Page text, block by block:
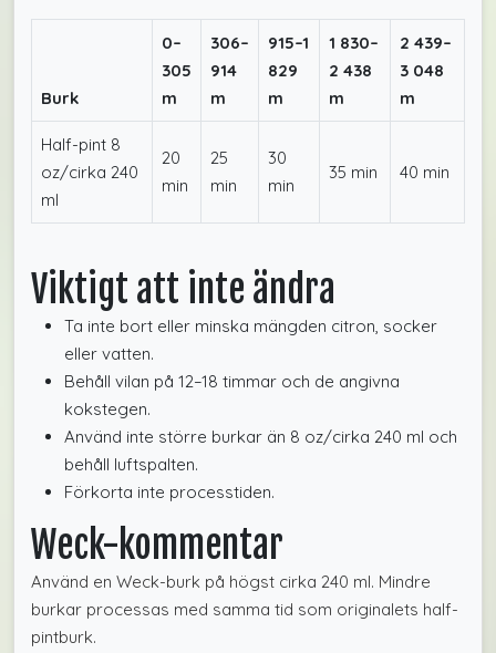
Burk
0–
305
m
306–
914
m
915–1
829
m
1 830–
2 438
m
2 439–
3 048
m
Half-pint 8
oz/cirka 240
ml
20
min
25
min
30
min
35 min 40 min
Viktigt att inte ändra
Ta inte bort eller minska mängden citron, socker
eller vatten.
Behåll vilan på 12–18 timmar och de angivna
kokstegen.
Använd inte större burkar än 8 oz/cirka 240 ml och
behåll luftspalten.
Förkorta inte processtiden.
Weck-kommentar
Använd en Weck-burk på högst cirka 240 ml. Mindre
burkar processas med samma tid som originalets half-
pintburk.